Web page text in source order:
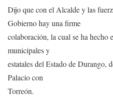
Dijo que con el Alcalde y las
Gobierno hay una firme
colaboración, la cual se ha hecho
municipales y
estatales del Estado de Durango,
Palacio con
Torreón.